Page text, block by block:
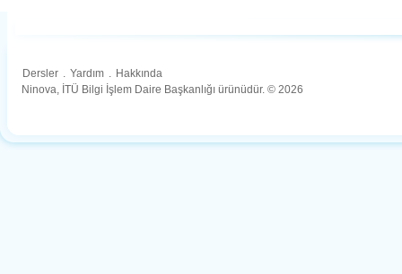
Dersler . Yardım . Hakkında
Ninova, İTÜ Bilgi İşlem Daire Başkanlığı ürünüdür. © 2026